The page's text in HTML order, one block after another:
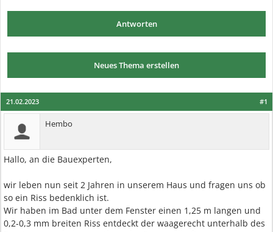
Antworten
Neues Thema erstellen
#1
21.02.2023
Hembo
Hallo, an die Bauexperten,
wir leben nun seit 2 Jahren in unserem Haus und fragen uns ob
so ein Riss bedenklich ist.
Wir haben im Bad unter dem Fenster einen 1,25 m langen und
0,2-0,3 mm breiten Riss entdeckt der waagerecht unterhalb des